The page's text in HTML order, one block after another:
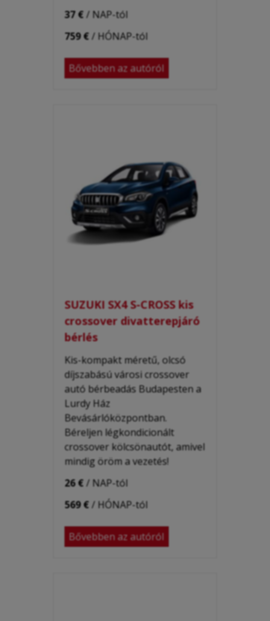
37 €/ NAP-tól
759 €/ HÓNAP-tól
Bővebben az autóról
SUZUKI SX4 S-CROSS kis
crossover divatterepjáró
bérlés
Kis-kompakt méretű, olcsó
díjszabású városi crossover
autó bérbeadás Budapesten a
Lurdy Ház
Bevásárlóközpontban.
Béreljen légkondicionált
crossover kölcsönautót, amivel
mindig öröm a vezetés!
26 €/ NAP-tól
569 €/ HÓNAP-tól
Bővebben az autóról